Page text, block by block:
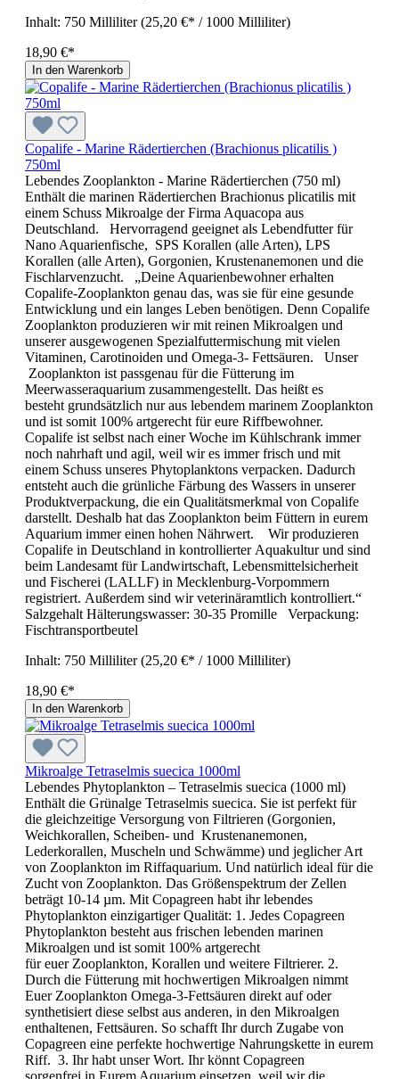
Inhalt: 750 Milliliter(25,20 €* / 1000 Milliliter)
18,90 €*
In den Warenkorb
Copalife - Marine Rädertierchen (Brachionus plicatilis )
750ml
Lebendes Zooplankton - Marine Rädertierchen (750 ml)
Enthält die marinen Rädertierchen Brachionus plicatilis mit
einem Schuss Mikroalge der Firma Aquacopa aus
Deutschland. Hervorragend geeignet als Lebendfutter für
Nano Aquarienfische, SPS Korallen (alle Arten), LPS
Korallen (alle Arten), Gorgonien, Krustenanemonen und die
Fischlarvenzucht. „Deine Aquarienbewohner erhalten
Copalife-Zooplankton genau das, was sie für eine gesunde
Entwicklung und ein langes Leben benötigen. Denn Copalife
Zooplankton produzieren wir mit reinen Mikroalgen und
unserer ausgewogenen Spezialfuttermischung mit vielen
Vitaminen, Carotinoiden und Omega-3- Fettsäuren. Unser
Zooplankton ist passgenau für die Fütterung im
Meerwasseraquarium zusammengestellt. Das heißt es
besteht grundsätzlich nur aus lebendem marinem Zooplankton
und ist somit 100% artgerecht für eure Riffbewohner.
Copalife ist selbst nach einer Woche im Kühlschrank immer
noch nahrhaft und agil, weil wir es immer frisch und mit
einem Schuss unseres Phytoplanktons verpacken. Dadurch
entsteht auch die grünliche Färbung des Wassers in unserer
Produktverpackung, die ein Qualitätsmerkmal von Copalife
darstellt. Deshalb hat das Zooplankton beim Füttern in eurem
Aquarium immer einen hohen Nährwert. Wir produzieren
Copalife in Deutschland in kontrollierter Aquakultur und sind
beim Landesamt für Landwirtschaft, Lebensmittelsicherheit
und Fischerei (LALLF) in Mecklenburg-Vorpommern
registriert. Außerdem sind wir veterinäramtlich kontrolliert.“
Salzgehalt Hälterungswasser: 30-35 Promille Verpackung:
Fischtransportbeutel
Inhalt: 750 Milliliter(25,20 €* / 1000 Milliliter)
18,90 €*
In den Warenkorb
Mikroalge Tetraselmis suecica 1000ml
Lebendes Phytoplankton – Tetraselmis suecica (1000 ml)
Enthält die Grünalge Tetraselmis suecica. Sie ist perfekt für
die gleichzeitige Versorgung von Filtrieren (Gorgonien,
Weichkorallen, Scheiben- und Krustenanemonen,
Lederkorallen, Muscheln und Schwämme) und jeglicher Art
von Zooplankton im Riffaquarium. Und natürlich ideal für die
Zucht von Zooplankton. Das Größenspektrum der Zellen
beträgt 10-14 µm. Mit Copagreen habt ihr lebendes
Phytoplankton einzigartiger Qualität: 1. Jedes Copagreen
Phytoplankton besteht aus frischen lebenden marinen
Mikroalgen und ist somit 100% artgerecht
für euer Zooplankton, Korallen und weitere Filtrierer. 2.
Durch die Fütterung mit hochwertigen Mikroalgen nimmt
Euer Zooplankton Omega-3-Fettsäuren direkt auf oder
synthetisiert diese selbst aus anderen, in den Mikroalgen
enthaltenen, Fettsäuren. So schafft Ihr durch Zugabe von
Copagreen eine perfekte hochwertige Nahrungskette in eurem
Riff. 3. Ihr habt unser Wort. Ihr könnt Copagreen
sorgenfrei in Eurem Aquarium einsetzen, weil wir die